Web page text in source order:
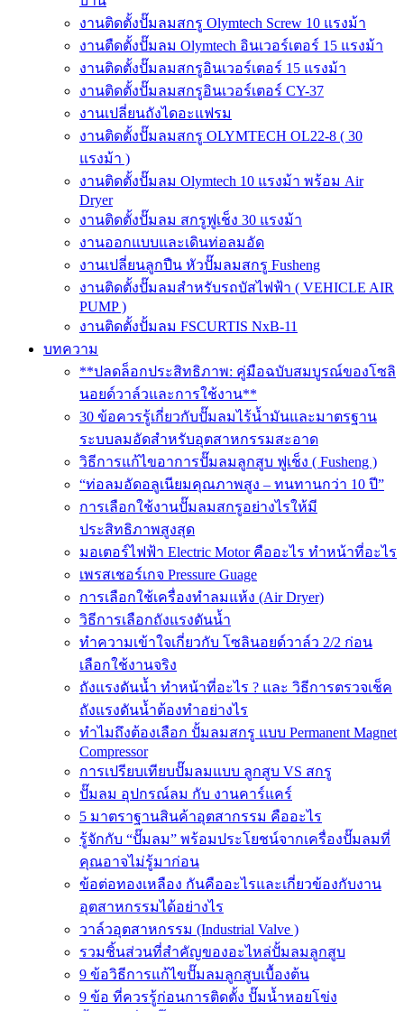
งานติดตั้งปั๊มลมสกรู Olymtech Screw 10 แรงม้า
งานตืดตั้งปั๊มลม Olymtech อินเวอร์เตอร์ 15 แรงม้า
งานติดตั้งปั๊มลมสกรูอินเวอร์เตอร์ 15 แรงม้า
งานติดตั้งปั๊มลมสกรูอินเวอร์เตอร์ CY-37
งานเปลี่ยนถังไดอะแฟรม
งานติดตั้งปั๊มลมสกรู OLYMTECH OL22-8 ( 30
แรงม้า )
งานติดตั้งปั๊มลม Olymtech 10 แรงม้า พร้อม Air
Dryer
งานติดตั้งปั๊มลม สกรูฟูเช็ง 30 แรงม้า
งานออกแบบและเดินท่อลมอัด
งานเปลี่ยนลูกปืน หัวปั๊มลมสกรู Fusheng
งานติดตั้งปั๊มลมสำหรับรถบัสไฟฟ้า ( VEHICLE AIR
PUMP )
งานติดตั้งปั้มลม FSCURTIS NxB-11
บทความ
**ปลดล็อกประสิทธิภาพ: คู่มือฉบับสมบูรณ์ของโซลิ
นอยด์วาล์วและการใช้งาน**
30 ข้อควรรู้เกี่ยวกับปั๊มลมไร้น้ำมันและมาตรฐาน
ระบบลมอัดสำหรับอุตสาหกรรมสะอาด
วิธีการแก้ไขอาการปั๊มลมลูกสูบ ฟูเช็ง ( Fusheng )
“ท่อลมอัดอลูเนียมคุณภาพสูง – ทนทานกว่า 10 ปี”
การเลือกใช้งานปั๊มลมสกรูอย่างไรให้มี
ประสิทธิภาพสูงสุด
มอเตอร์ไฟฟ้า Electric Motor คืออะไร ทำหน้าที่อะไร
เพรสเชอร์เกจ Pressure Guage
การเลือกใช้เครื่องทำลมแห้ง (Air Dryer)
วิธีการเลือกถังแรงดันน้ำ
ทำความเข้าใจเกี่ยวกับ โซลินอยด์วาล์ว 2/2 ก่อน
เลือกใช้งานจริง
ถังแรงดันน้ำ ทำหน้าที่อะไร ? และ วิธีการตรวจเช็ค
ถังแรงดันน้ำต้องทำอย่างไร
ทำไมถึงต้องเลือก ปั้มลมสกรู แบบ Permanent Magnet
Compressor
การเปรียบเทียบปั๊มลมแบบ ลูกสูบ VS สกรู
ปั๊มลม อุปกรณ์ลม กับ งานคาร์แคร์
5 มาตราฐานสินค้าอุตสากรรม คืออะไร
รู้จักกับ “ปั๊มลม” พร้อมประโยชน์จากเครื่องปั๊มลมที่
คุณอาจไม่รู้มาก่อน
ข้อต่อทองเหลือง กันคืออะไรและเกี่ยวข้องกับงาน
อุตสาหกรรมได้อย่างไร
วาล์วอุตสาหกรรม (Industrial Valve )
รวมชิ้นส่วนที่สำคัญของอะไหล่ปั้มลมลูกสูบ
9 ข้อวิธีการแก้ไขปั๊มลมลูกสูบเบื้องต้น
9 ข้อ ที่ควรรู้ก่อนการติดตั้ง ปั๊มน้ำหอยโข่ง